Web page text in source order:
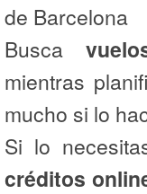
de Barcelona
Busca
mientras
mucho si lo
Si lo
créditos